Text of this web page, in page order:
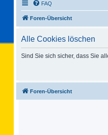
FAQ
Foren-Übersicht
Alle Cookies löschen
Sind Sie sich sicher, dass Sie
Foren-Übersicht